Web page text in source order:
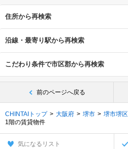
住所から再検索
沿線・最寄り駅から再検索
こだわり条件で市区郡から再検索
前のページへ戻る
CHINTAIトップ 大阪府 堺市 堺市堺区
1階の賃貸物件
気になるリスト